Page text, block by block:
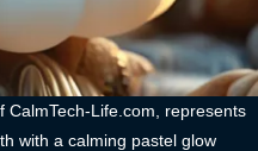
CalmTech-Life.com, represents
with a calming pastel glow